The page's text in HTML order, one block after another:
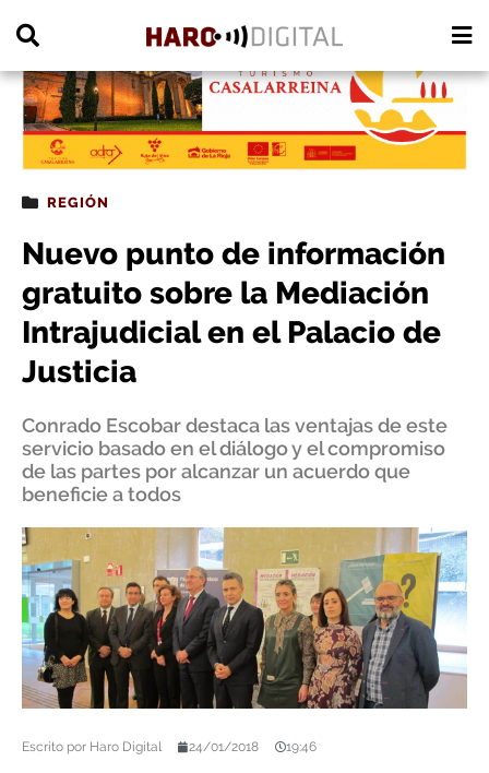
REGIÓN
Nuevo punto de información
gratuito sobre la Mediación
Intrajudicial en el Palacio de
Justicia
Conrado Escobar destaca las ventajas de este
servicio basado en el diálogo y el compromiso
de las partes por alcanzar un acuerdo que
beneficie a todos
Escrito por Haro Digital 24/01/2018 19:46